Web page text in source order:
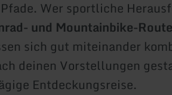
Wer sportliche
und Mountainbike-
sich gut miteinander
deinen Vorstellungen
Entdeckungsreise.